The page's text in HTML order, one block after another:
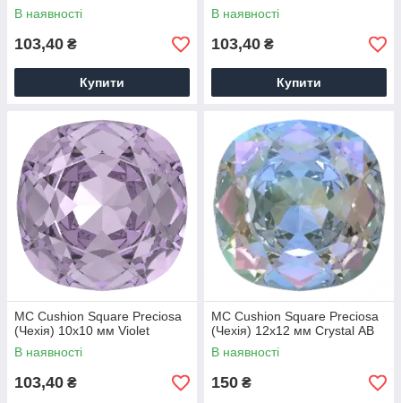
В наявності
103,40 ₴
Купити
В наявності
103,40 ₴
Купити
MC Cushion Square Preciosa
(Чехія) 10х10 мм Violet
В наявності
103,40 ₴
MC Cushion Square Preciosa
(Чехія) 12х12 мм Crystal АВ
В наявності
150 ₴